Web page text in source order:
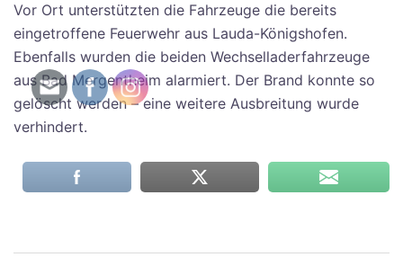
Vor Ort unterstützten die Fahrzeuge die bereits
eingetroffene Feuerwehr aus Lauda-Königshofen.
Ebenfalls wurden die beiden Wechselladerfahrzeuge
aus Bad Mergentheim alarmiert. Der Brand konnte so
gelöscht werden – eine weitere Ausbreitung wurde
verhindert.